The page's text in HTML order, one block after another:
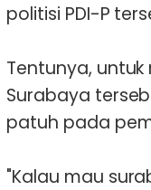
politisi PDI-P
Tentunya,
Surabaya
patuh pada
"Kalau mau